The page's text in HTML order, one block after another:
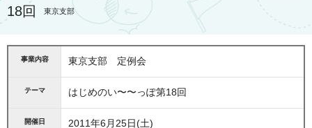
18回
東京支部
事業内容 東京支部 定例会
テーマ はじめのい〜〜っぽ第18回
開催日 2011年6月25日(土)